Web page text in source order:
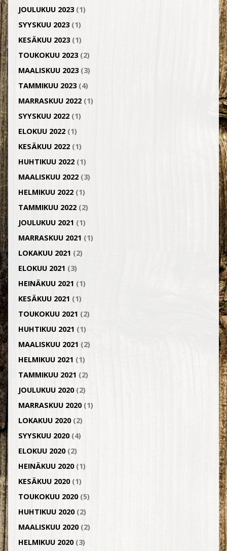
JOULUKUU 2023(1)
SYYSKUU 2023(1)
KESÄKUU 2023(1)
TOUKOKUU 2023(2)
MAALISKUU 2023(3)
TAMMIKUU 2023(4)
MARRASKUU 2022(1)
SYYSKUU 2022(1)
ELOKUU 2022(1)
KESÄKUU 2022(1)
HUHTIKUU 2022(1)
MAALISKUU 2022(3)
HELMIKUU 2022(1)
TAMMIKUU 2022(2)
JOULUKUU 2021 (1)
MARRASKUU 2021 (1)
LOKAKUU 2021 (2)
ELOKUU 2021 (3)
HEINÄKUU 2021 (1)
KESÄKUU 2021 (1)
TOUKOKUU 2021 (2)
HUHTIKUU 2021 (1)
MAALISKUU 2021 (2)
HELMIKUU 2021 (1)
TAMMIKUU 2021 (2)
JOULUKUU 2020(2)
MARRASKUU 2020(1)
LOKAKUU 2020(2)
SYYSKUU 2020(4)
ELOKUU 2020(2)
HEINÄKUU 2020(1)
KESÄKUU 2020(1)
TOUKOKUU 2020(5)
HUHTIKUU 2020(2)
MAALISKUU 2020(2)
HELMIKUU 2020(3)